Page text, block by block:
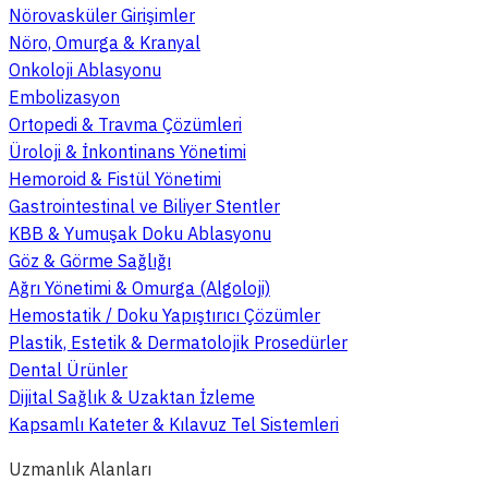
Nörovasküler Girişimler
Nöro, Omurga & Kranyal
Onkoloji Ablasyonu
Embolizasyon
Ortopedi & Travma Çözümleri
Üroloji & İnkontinans Yönetimi
Hemoroid & Fistül Yönetimi
Gastrointestinal ve Biliyer Stentler
KBB & Yumuşak Doku Ablasyonu
Göz & Görme Sağlığı
Ağrı Yönetimi & Omurga (Algoloji)
Hemostatik / Doku Yapıştırıcı Çözümler
Plastik, Estetik & Dermatolojik Prosedürler
Dental Ürünler
Dijital Sağlık & Uzaktan İzleme
Kapsamlı Kateter & Kılavuz Tel Sistemleri
Uzmanlık Alanları